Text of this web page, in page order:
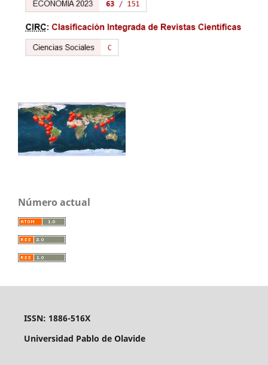
Número actual
ISSN: 1886-516X
Universidad Pablo de Olavide